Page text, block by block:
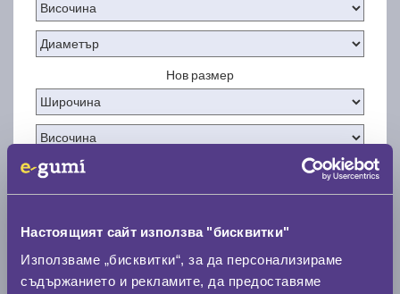
Настоящият сайт използва "бисквитки"
Използваме „бисквитки“, за да персонализираме
съдържанието и рекламите, да предоставяме
Нов размер
Нов размер